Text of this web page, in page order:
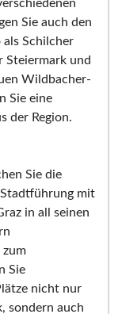
Sie auch den
Schilcher
Steiermark und
Wildbacher-
Sie eine
der Region.
Sie die
mit
in all seinen
zum
Sie
nicht nur
sondern auch